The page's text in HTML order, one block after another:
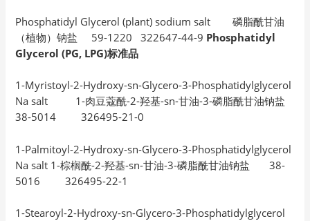
Phosphatidyl Glycerol (plant) sodium salt 磷脂酰甘油
（植物）钠盐 59-1220 322647-44-9 Phosphatidyl
Glycerol (PG, LPG)标准品
1-Myristoyl-2-Hydroxy-sn-Glycero-3-Phosphatidylglycerol
Na salt 1-肉豆蔻酰-2-羟基-sn-甘油-3-磷脂酰甘油钠盐
38-5014 326495-21-0
1-Palmitoyl-2-Hydroxy-sn-Glycero-3-Phosphatidylglycerol
Na salt 1-棕榈酰-2-羟基-sn-甘油-3-磷脂酰甘油钠盐 38-
5016 326495-22-1
1-Stearoyl-2-Hydroxy-sn-Glycero-3-Phosphatidylglycerol